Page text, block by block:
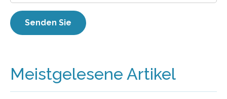
Meistgelesene Artikel